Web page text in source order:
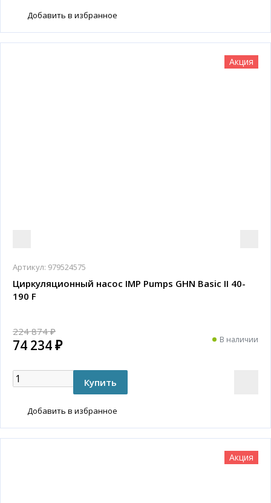
Добавить в избранное
Акция
Артикул: 979524575
Циркуляционный насос IMP Pumps GHN Basic II 40-
190 F
224 874 ₽
74 234 ₽ В наличии
Добавить в избранное
Акция